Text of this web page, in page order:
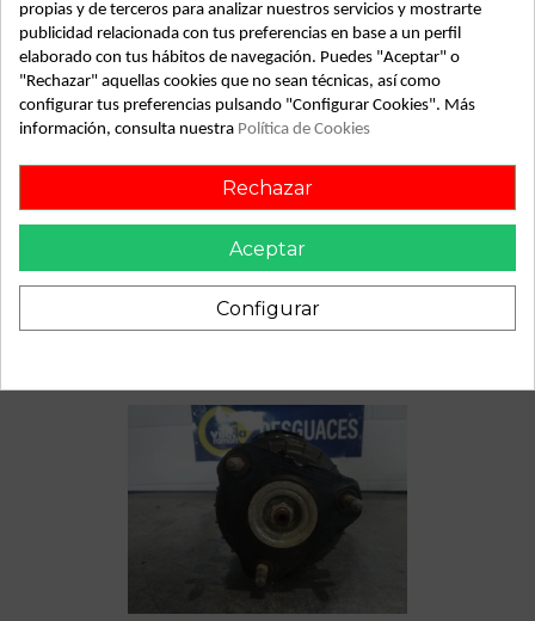
SubSubAlmacén
100028998
ID:
830832
Fecha disponible: 2023-08-28
Recambio de elevalunas trasero derecho para honda civic
berlina 5 (fk) | 0.05 - ... | 0.05 - ... referencia OEM IAM
propias y de terceros para analizar nuestros servicios y mostrarte
publicidad relacionada con tus preferencias en base a un perfil
elaborado con tus hábitos de navegación. Puedes "Aceptar" o
"Rechazar" aquellas cookies que no sean técnicas, así como
configurar tus preferencias pulsando "Configurar Cookies". Más
información, consulta nuestra Política de Cookies
Rechazar
Aceptar
Configurar